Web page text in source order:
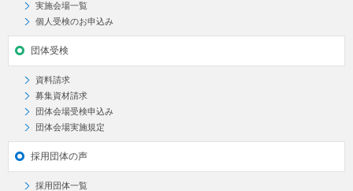
実施会場一覧
個人受検のお申込み
団体受検
資料請求
募集資材請求
団体会場受検申込み
団体会場実施規定
採用団体の声
採用団体一覧